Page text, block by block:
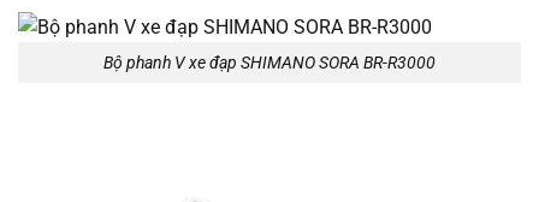
Bộ phanh V xe đạp SHIMANO SORA BR-R3000